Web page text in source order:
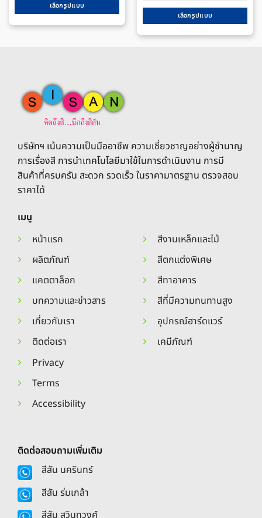
155 ฿
เลือกรูปแบบ
options
may
be
on
the
product
page
เลือกรูปแบบ
chosen
on
the
product
บริษัทฯ เน้นความเป็นมืออาชีพ ความเชี่ยวชาญอย่างผู้ชำนาญ
การเรื่องสี การนำเทคโนโลยีมาใช้ในการดำเนินงาน การมี
สินค้าที่ครบครัน สะดวก รวดเร็ว ในราคามาตรฐาน ตรวจสอบ
ราคาได้
เมนู
หน้าแรก
ผลิตภัณฑ์
แคตตาล็อก
บทความและข่าวสาร
เกี่ยวกับเรา
ติดต่อเรา
สีงานเหล็กและไม้
สีตกแต่งพิเศษ
สีทาอาคาร
สีที่มีความทนทานสูง
อุปกรณ์ฮาร์ดแวร์
เคมีภัณฑ์
Privacy
Terms
Accessibility
ติดต่อสอบถามเพิ่มเติม
สีสัน นครินทร์
สีสัน ร่มเกล้า
สีสัน สุวินทวงศ์